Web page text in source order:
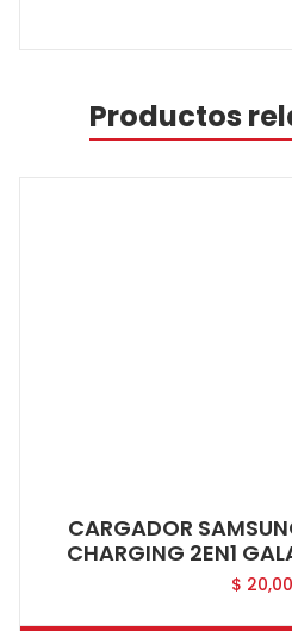
Productos
CARGADOR
CHARGING 2EN1
$